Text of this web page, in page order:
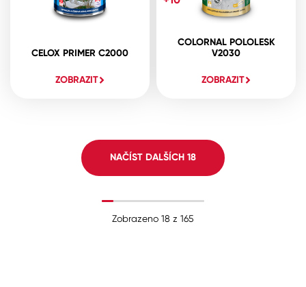
CELOX PRIMER C2000
ZOBRAZIT
COLORNAL POLOLESK
V2030
ZOBRAZIT
NAČÍST DALŠÍCH 18
Zobrazeno 18 z 165